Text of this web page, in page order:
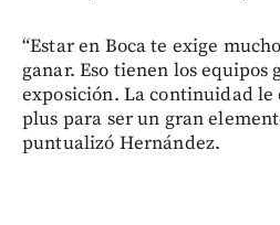
“Estar en Boca te exige
ganar. Eso tienen los equipos
exposición. La continuidad
plus para ser un gran
puntualizó Hernández.